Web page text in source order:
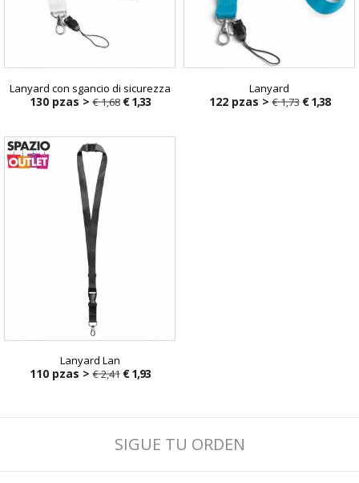
Lanyard con sgancio di sicurezza
130 pzas >€ 1,68 € 1,33
Lanyard
122 pzas >€ 1,73 € 1,38
Lanyard Lan
110 pzas >€ 2,41 € 1,93
SIGUE TU ORDEN